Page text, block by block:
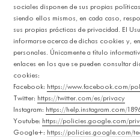
sociales disponen de sus propias
siendo ellos mismos, en cada caso,
sus propias prácticas de privacidad. El
informarse acerca de dichas cookies y,
personales. Únicamente a título
enlaces en los que se pueden consultar
cookies:
Facebook: https://www.facebook.com/
Twitter: https://twitter.com/es/privacy
Instagram: https://help.instagram.com/
Youtube: https://policies.google.com/
Google+: https://policies.google.com/